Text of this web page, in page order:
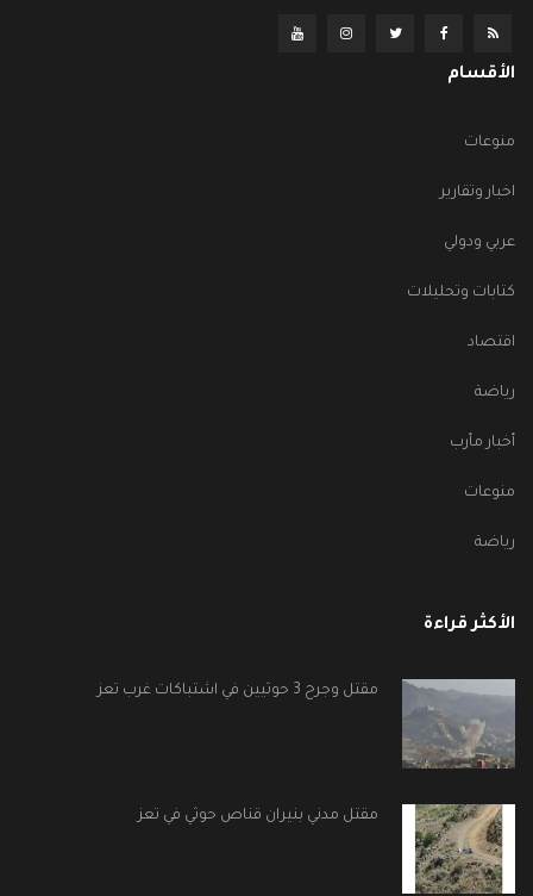
الأقسام
منوعات
اخبار وتقارير
عربي ودولي
كتابات وتحليلات
اقتصاد
رياضة
أخبار مأرب
منوعات
رياضة
الأكثر قراءة
مقتل وجرح 3 حوثيين في اشتباكات غرب تعز
مقتل مدني بنيران قناص حوثي في تعز